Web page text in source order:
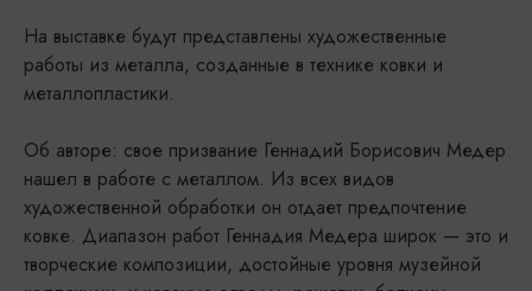
На выставке будут представлены художественные
работы из металла, созданные в технике ковки и
металлопластики.
Об авторе: свое призвание Геннадий Борисович Медер
нашел в работе с металлом. Из всех видов
художественной обработки он отдает предпочтение
ковке. Диапазон работ Геннадия Медера широк — это и
творческие композиции, достойные уровня музейной